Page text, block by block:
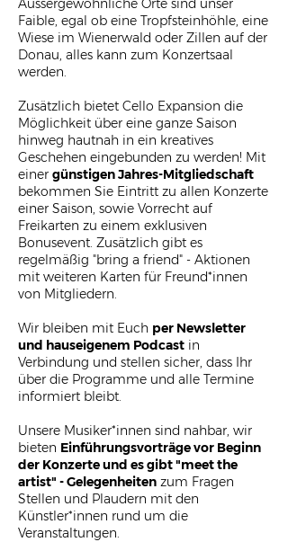
Aussergewöhnliche Orte sind unser
Faible, egal ob eine Tropfsteinhöhle, eine
Wiese im Wienerwald oder Zillen auf der
Donau, alles kann zum Konzertsaal
werden.
Zusätzlich bietet Cello Expansion die
Möglichkeit über eine ganze Saison
hinweg hautnah in ein kreatives
Geschehen eingebunden zu werden! Mit
einer günstigen Jahres-Mitgliedschaft
bekommen Sie Eintritt zu allen Konzerte
einer Saison, sowie Vorrecht auf
Freikarten zu einem exklusiven
Bonusevent. Zusätzlich gibt es
regelmäßig "bring a friend" - Aktionen
mit weiteren Karten für Freund*innen
von Mitgliedern.
Wir bleiben mit Euch per Newsletter
und hauseigenem Podcast in
Verbindung und stellen sicher, dass Ihr
über die Programme und alle Termine
informiert bleibt.
Unsere Musiker*innen sind nahbar, wir
bieten Einführungsvorträge vor Beginn
der Konzerte und es gibt "meet the
artist" - Gelegenheiten zum Fragen
Stellen und Plaudern mit den
Künstler*innen rund um die
Veranstaltungen.